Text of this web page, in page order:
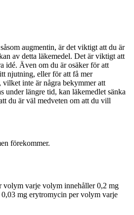
augmentin, är det viktigt att du är
av detta läkemedel. Det är viktigt att
idé. Även om du är osäker för att
njutning, eller för att få mer
inte är några bekymmer att
under längre tid, kan läkemedlet sänka
du är väl medveten om att du vill
förekommer.
volym varje volym innehåller 0,2 mg
mg erytromycin per volym varje